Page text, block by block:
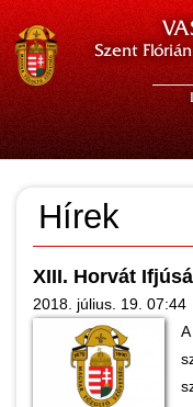
Szent
Hírek
XIII. Horvát
2018. július. 19. 07:44